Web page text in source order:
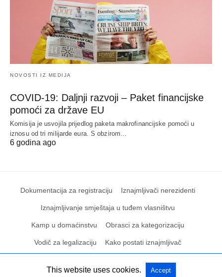
NOVOSTI IZ MEDIJA
COVID-19: Daljnji razvoji – Paket financijske
pomoći za države EU
Komisija je usvojila prijedlog paketa makrofinancijske pomoći u
iznosu od tri milijarde eura. S obzirom…
6 godina ago
Dokumentacija za registraciju Iznajmljivači nerezidenti
Iznajmljivanje smještaja u tuđem vlasništvu
Kamp u domaćinstvu Obrasci za kategorizaciju
Vodič za legalizaciju Kako postati iznajmljivač
All Rights Reserved View Non-AMP Version
This website uses cookies. Accept